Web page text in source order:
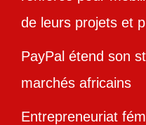
de leurs projets et
PayPal étend son
marchés africains
Entrepreneuriat